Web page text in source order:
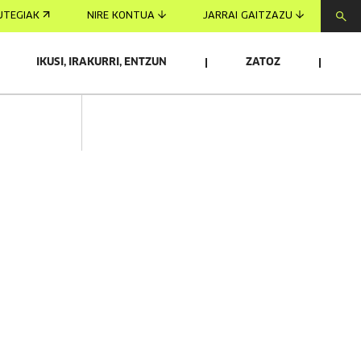
NIRE KONTUA JARRAI GAITZAZU
IKUSI, IRAKURRI, ENTZUN ZATOZ